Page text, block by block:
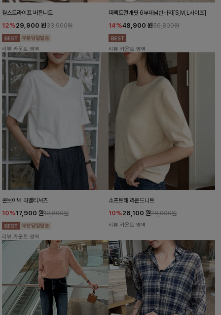
월스트라이프 버튼니트
12%29,900 원33,900원
리뷰 카운트 영역
퍼펙트절개핏 6부데님반바지[S,M,L사이즈]
14%48,900 원56,800원
리뷰 카운트 영역
콘브이넥 라벨티셔츠
10%17,900 원19,800원
리뷰 카운트 영역
소프트해 라운드니트
10%26,100 원28,900원
리뷰 카운트 영역